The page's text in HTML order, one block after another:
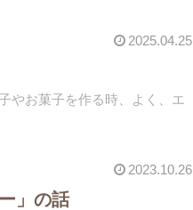
2025.04.25
やお菓子を作る時、よく、エ
2023.10.26
」の話